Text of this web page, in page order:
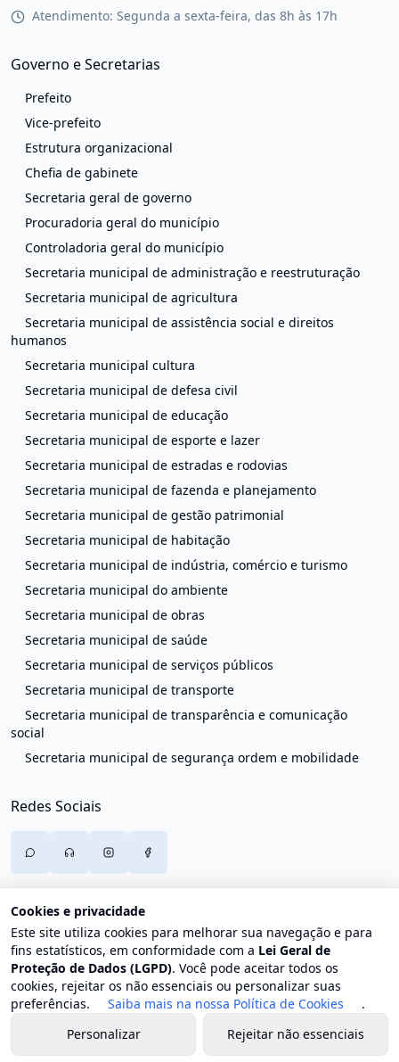
Atendimento: Segunda a sexta-feira, das 8h às 17h
Governo e Secretarias
Prefeito
Vice-prefeito
Estrutura organizacional
Chefia de gabinete
Secretaria geral de governo
Procuradoria geral do município
Controladoria geral do município
Secretaria municipal de administração e reestruturação
Secretaria municipal de agricultura
Secretaria municipal de assistência social e direitos
humanos
Secretaria municipal cultura
Secretaria municipal de defesa civil
Secretaria municipal de educação
Secretaria municipal de esporte e lazer
Secretaria municipal de estradas e rodovias
Secretaria municipal de fazenda e planejamento
Secretaria municipal de gestão patrimonial
Secretaria municipal de habitação
Secretaria municipal de indústria, comércio e turismo
Secretaria municipal do ambiente
Secretaria municipal de obras
Secretaria municipal de saúde
Secretaria municipal de serviços públicos
Secretaria municipal de transporte
Secretaria municipal de transparência e comunicação
social
Secretaria municipal de segurança ordem e mobilidade
Redes Sociais
© 2026 Prefeitura de Trajano de Moraes. Todos os direitos
Cookies e privacidade
Este site utiliza cookies para melhorar sua navegação e para
fins estatísticos, em conformidade com a Lei Geral de
Proteção de Dados (LGPD). Você pode aceitar todos os
cookies, rejeitar os não essenciais ou personalizar suas
preferências.
Saiba mais na nossa Política de Cookies
.
Personalizar
Rejeitar não essenciais